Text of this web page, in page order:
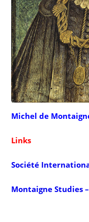
Michel de
Links
Société
Montaigne Studies